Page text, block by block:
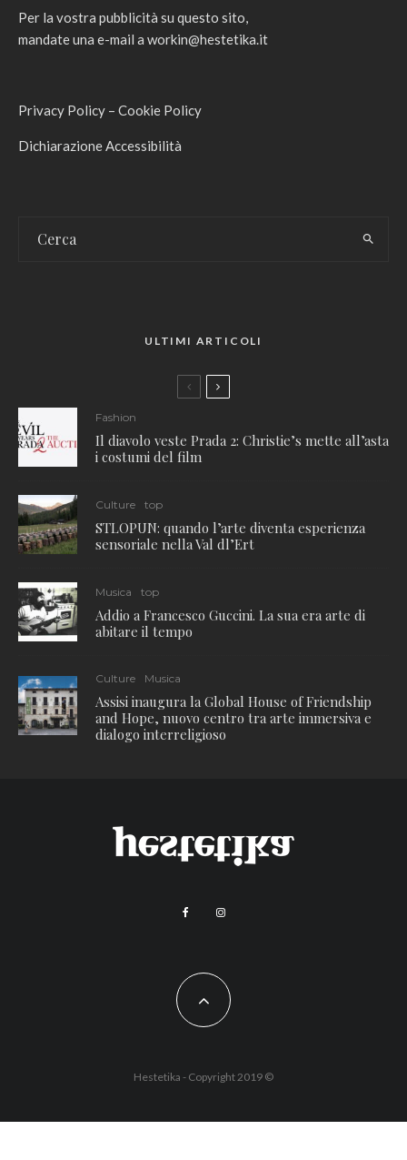
Per la vostra pubblicità su questo sito,
mandate una e-mail a workin@hestetika.it
Privacy Policy – Cookie Policy
Dichiarazione Accessibilità
ULTIMI ARTICOLI
Fashion
Il diavolo veste Prada 2: Christie’s mette all’asta
i costumi del film
Culture top
STLOPUN: quando l’arte diventa esperienza
sensoriale nella Val dl’Ert
Musica top
Addio a Francesco Guccini. La sua era arte di
abitare il tempo
Culture Musica
Assisi inaugura la Global House of Friendship
and Hope, nuovo centro tra arte immersiva e
dialogo interreligioso
Hestetika - Copyright 2019 ©